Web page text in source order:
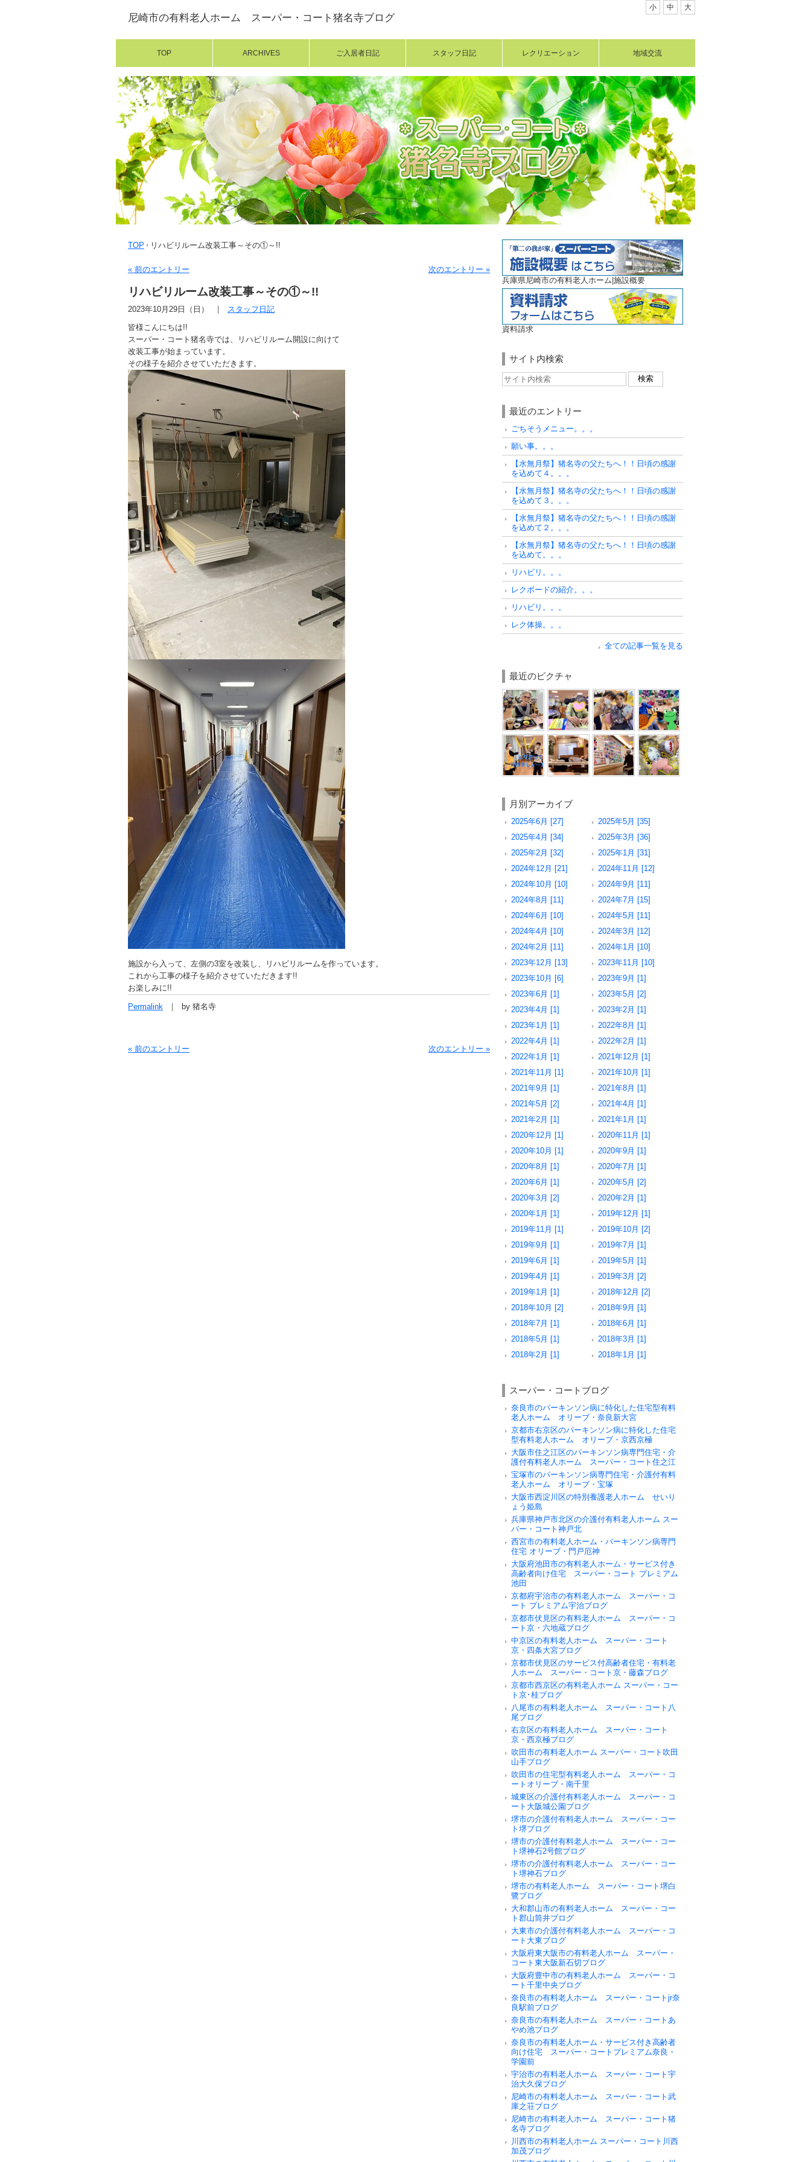
尼崎市の有料老人ホーム スーパー・コート猪名寺ブログ
TOP ARCHIVES ご入居者日記 スタッフ日記 レクリエーション 地域交流
小 中 大
TOP リハビリルーム改装工事～その①～!!
« 前のエントリー 次のエントリー »
リハビリルーム改装工事～その①～!!
2023年10月29日（日）
スタッフ日記
皆様こんにちは!!
スーパー・コート猪名寺では、リハビリルーム開設に向けて
改装工事が始まっています。
その様子を紹介させていただきます。
施設から入って、左側の3室を改装し、リハビリルームを作っています。
これから工事の様子を紹介させていただきます!!
お楽しみに!!
Permalink by 猪名寺
« 前のエントリー 次のエントリー »
兵庫県尼崎市の有料老人ホーム|施設概要
資料請求
サイト内検索
最近のエントリー
ごちそうメニュー。。。
願い事。。。
【水無月祭】猪名寺の父たちへ！！日頃の感謝
を込めて４。。。
【水無月祭】猪名寺の父たちへ！！日頃の感謝
を込めて３。。。
【水無月祭】猪名寺の父たちへ！！日頃の感謝
を込めて２。。。
【水無月祭】猪名寺の父たちへ！！日頃の感謝
を込めて。。。
リハビリ。。。
レクボードの紹介。。。
リハビリ。。。
レク体操。。。
全ての記事一覧を見る
最近のピクチャ
月別アーカイブ
2025年6月 [27]
2025年5月 [35]
2025年4月 [34]
2025年3月 [36]
2025年2月 [32]
2025年1月 [31]
2024年12月 [21]
2024年11月 [12]
2024年10月 [10]
2024年9月 [11]
2024年8月 [11]
2024年7月 [15]
2024年6月 [10]
2024年5月 [11]
2024年4月 [10]
2024年3月 [12]
2024年2月 [11]
2024年1月 [10]
2023年12月 [13]
2023年11月 [10]
2023年10月 [6]
2023年9月 [1]
2023年6月 [1]
2023年5月 [2]
2023年4月 [1]
2023年2月 [1]
2023年1月 [1]
2022年8月 [1]
2022年4月 [1]
2022年2月 [1]
2022年1月 [1]
2021年12月 [1]
2021年11月 [1]
2021年10月 [1]
2021年9月 [1]
2021年8月 [1]
2021年5月 [2]
2021年4月 [1]
2021年2月 [1]
2021年1月 [1]
2020年12月 [1]
2020年11月 [1]
2020年10月 [1]
2020年9月 [1]
2020年8月 [1]
2020年7月 [1]
2020年6月 [1]
2020年5月 [2]
2020年3月 [2]
2020年2月 [1]
2020年1月 [1]
2019年12月 [1]
2019年11月 [1]
2019年10月 [2]
2019年9月 [1]
2019年7月 [1]
2019年6月 [1]
2019年5月 [1]
2019年4月 [1]
2019年3月 [2]
2019年1月 [1]
2018年12月 [2]
2018年10月 [2]
2018年9月 [1]
2018年7月 [1]
2018年6月 [1]
2018年5月 [1]
2018年3月 [1]
2018年2月 [1]
2018年1月 [1]
スーパー・コートブログ
奈良市のパーキンソン病に特化した住宅型有料
老人ホーム オリーブ・奈良新大宮
京都市右京区のパーキンソン病に特化した住宅
型有料老人ホーム オリーブ・京西京極
大阪市住之江区のパーキンソン病専門住宅・介
護付有料老人ホーム スーパー・コート住之江
宝塚市のパーキンソン病専門住宅・介護付有料
老人ホーム オリーブ・宝塚
大阪市西淀川区の特別養護老人ホーム せいり
ょう姫島
兵庫県神戸市北区の介護付有料老人ホーム スー
パー・コート神戸北
西宮市の有料老人ホーム・パーキンソン病専門
住宅 オリーブ・門戸厄神
大阪府池田市の有料老人ホーム・サービス付き
高齢者向け住宅 スーパー・コート プレミアム
池田
京都府宇治市の有料老人ホーム スーパー・コ
ート プレミアム宇治ブログ
京都市伏見区の有料老人ホーム スーパー・コ
ート京・六地蔵ブログ
中京区の有料老人ホーム スーパー・コート
京・四条大宮ブログ
京都市伏見区のサービス付高齢者住宅・有料老
人ホーム スーパー・コート京・藤森ブログ
京都市西京区の有料老人ホーム スーパー・コー
ト京･桂ブログ
八尾市の有料老人ホーム スーパー・コート八
尾ブログ
右京区の有料老人ホーム スーパー・コート
京・西京極ブログ
吹田市の有料老人ホーム スーパー・コート吹田
山手ブログ
吹田市の住宅型有料老人ホーム スーパー・コ
ートオリーブ・南千里
城東区の介護付有料老人ホーム スーパー・コ
ート大阪城公園ブログ
堺市の介護付有料老人ホーム スーパー・コー
ト堺ブログ
堺市の介護付有料老人ホーム スーパー・コー
ト堺神石2号館ブログ
堺市の介護付有料老人ホーム スーパー・コー
ト堺神石ブログ
堺市の有料老人ホーム スーパー・コート堺白
鷺ブログ
大和郡山市の有料老人ホーム スーパー・コー
ト郡山筒井ブログ
大東市の介護付有料老人ホーム スーパー・コ
ート大東ブログ
大阪府東大阪市の有料老人ホーム スーパー・
コート東大阪新石切ブログ
大阪府豊中市の有料老人ホーム スーパー・コ
ート千里中央ブログ
奈良市の有料老人ホーム スーパー・コートjr奈
良駅前ブログ
奈良市の有料老人ホーム スーパー・コートあ
やめ池ブログ
奈良市の有料老人ホーム・サービス付き高齢者
向け住宅 スーパー・コートプレミアム奈良・
学園前
宇治市の有料老人ホーム スーパー・コート宇
治大久保ブログ
尼崎市の有料老人ホーム スーパー・コート武
庫之荘ブログ
尼崎市の有料老人ホーム スーパー・コート猪
名寺ブログ
川西市の有料老人ホーム スーパー・コート川西
加茂ブログ